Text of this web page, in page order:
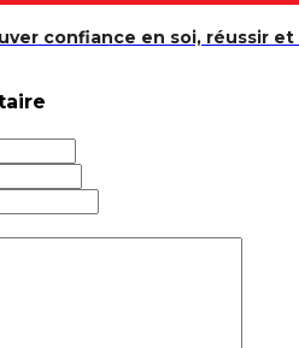
confiance en soi, réussir et